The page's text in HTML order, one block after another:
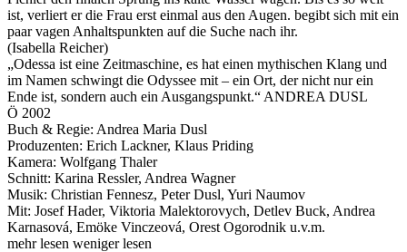
ist, verliert er die Frau erst einmal aus den Augen. begibt sich mit ein
paar vagen Anhaltspunkten auf die Suche nach ihr.
(Isabella Reicher)
„Odessa ist eine Zeitmaschine, es hat einen mythischen Klang und
im Namen schwingt die Odyssee mit – ein Ort, der nicht nur ein
Ende ist, sondern auch ein Ausgangspunkt.“ ANDREA DUSL
Ö 2002
Buch & Regie: Andrea Maria Dusl
Produzenten: Erich Lackner, Klaus Priding
Kamera: Wolfgang Thaler
Schnitt: Karina Ressler, Andrea Wagner
Musik: Christian Fennesz, Peter Dusl, Yuri Naumov
Mit: Josef Hader, Viktoria Malektorovych, Detlev Buck, Andrea
Karnasová, Emöke Vinczeová, Orest Ogorodnik u.v.m.
mehr lesen weniger lesen